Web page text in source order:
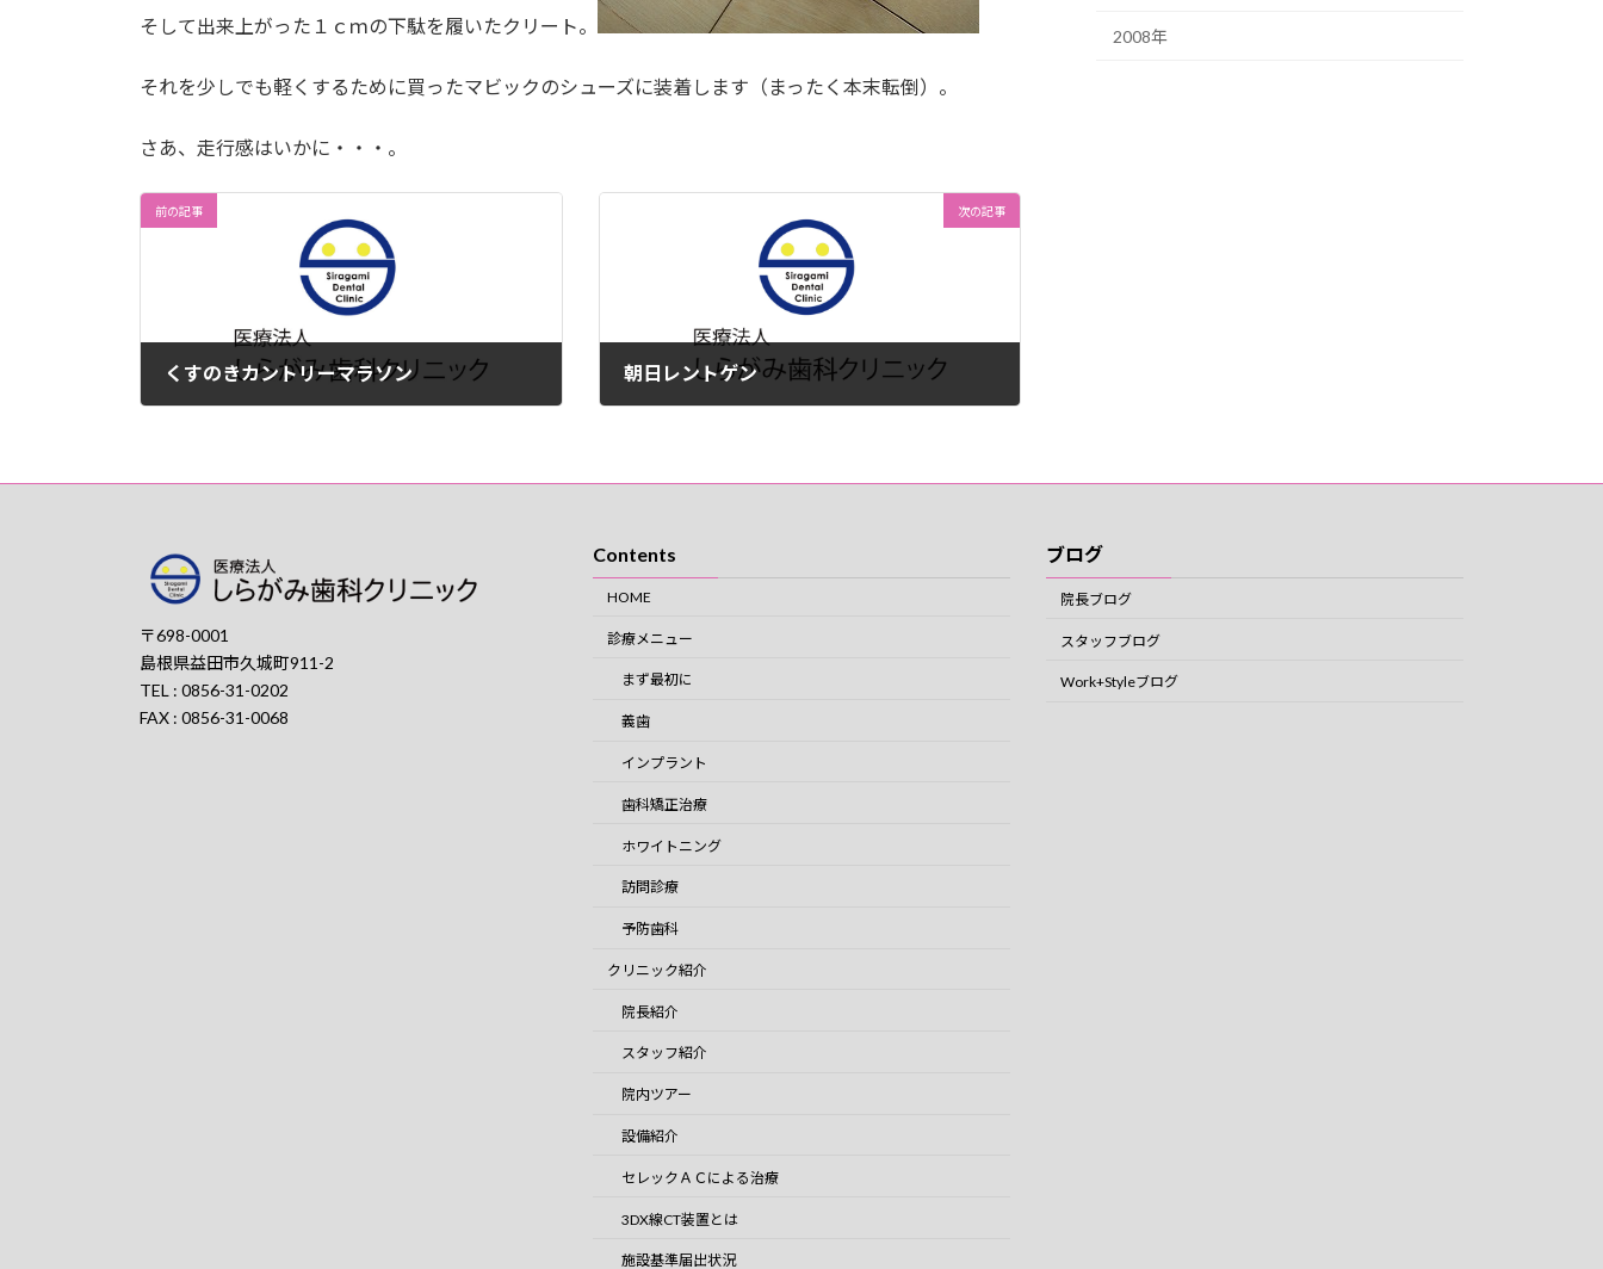
そして出来上がった１ｃｍの下駄を履いたクリート。
それを少しでも軽くするために買ったマビックのシューズに装着します（まったく本末転倒）。
さあ、走行感はいかに・・・。
前の記事
くすのきカントリーマラソン
次の記事
朝日レントゲン
2008年
〒698-0001
島根県益田市久城町911-2
TEL : 0856-31-0202
FAX : 0856-31-0068
Contents
HOME
診療メニュー
まず最初に
義歯
インプラント
歯科矯正治療
ホワイトニング
訪問診療
予防歯科
クリニック紹介
院長紹介
スタッフ紹介
院内ツアー
設備紹介
セレックＡＣによる治療
3DX線CT装置とは
施設基準届出状況
ブログ
院長ブログ
スタッフブログ
Work+Styleブログ